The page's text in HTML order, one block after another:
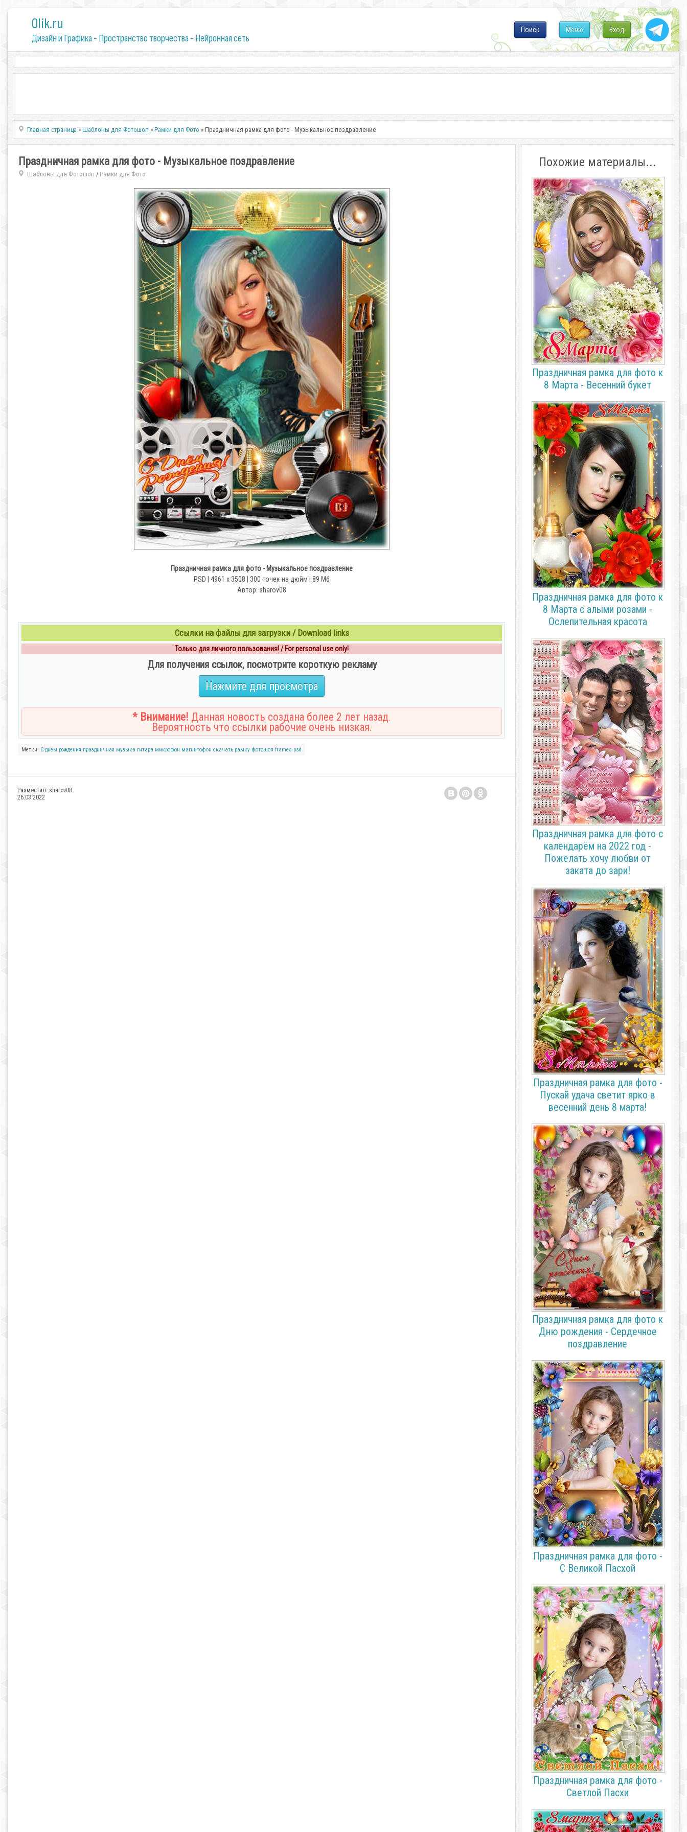
0lik.ru
Дизайн и Графика - Пространство творчества - Нейронная сеть
Вход
Меню
Поиск
Главная страница »Шаблоны для Фотошоп »Рамки для Фото » Праздничная рамка для фото - Музыкальное поздравление
Праздничная рамка для фото - Музыкальное поздравление
Шаблоны для Фотошоп / Рамки для Фото
Праздничная рамка для фото - Музыкальное поздравление
PSD | 4961 х 3508 | 300 точек на дюйм | 89 Мб
Автор: sharov08
Ссылки на файлы для загрузки / Download links
Только для личного пользования! / For personal use only!
Для получения ссылок, посмотрите короткую рекламу
Нажмите для просмотра
* Внимание! Данная новость создана более 2 лет назад.
Вероятность что ссылки рабочие очень низкая.
Метки: С днём рождения праздничная музыка гитара микрофон магнитофон скачать рамку фотошоп frames psd
Разместил: sharov08
26.03.2022
Похожие материалы...
Праздничная рамка для фото к
8 Марта - Весенний букет
Праздничная рамка для фото к
8 Марта с алыми розами -
Ослепительная красота
Праздничная рамка для фото с
календарём на 2022 год -
Пожелать хочу любви от
заката до зари!
Праздничная рамка для фото -
Пускай удача светит ярко в
весенний день 8 марта!
Праздничная рамка для фото к
Дню рождения - Сердечное
поздравление
Праздничная рамка для фото -
С Великой Пасхой
Праздничная рамка для фото -
Светлой Пасхи